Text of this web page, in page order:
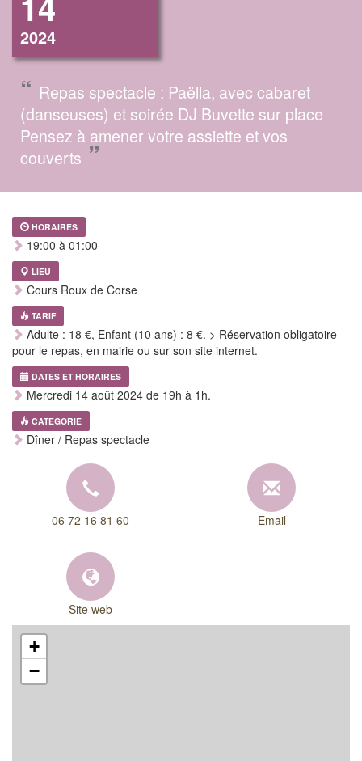
2024
“ Repas spectacle : Paëlla, avec cabaret
(danseuses) et soirée DJ Buvette sur place
Pensez à amener votre assiette et vos
couverts”
HORAIRES
19:00 à 01:00
LIEU
Cours Roux de Corse
TARIF
Adulte : 18 €, Enfant (10 ans) : 8 €. > Réservation obligatoire
pour le repas, en mairie ou sur son site internet.
DATES ET HORAIRES
Mercredi 14 août 2024 de 19h à 1h.
CATEGORIE
Dîner / Repas spectacle
06 72 16 81 60 Email
Site web
+
−